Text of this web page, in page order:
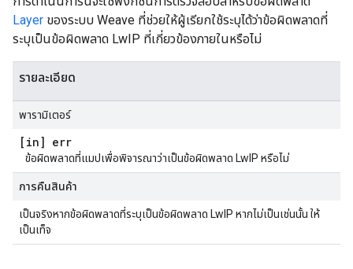
Layer ของระบบ Weave ที่ช่วยให้ผู้เรียกใช้ระบุได้ว่าข้อผิดพลาดที่
ระบุเป็นข้อผิดพลาด LwIP ที่เกี่ยวข้องภายในหรือไม่
รายละเอียด
พารามิเตอร์
[in] err
ข้อผิดพลาดที่แมปเพื่อพิจารณาว่าเป็นข้อผิดพลาด LwIP หรือไม่
การคืนสินค้า
เป็นจริงหากข้อผิดพลาดที่ระบุเป็นข้อผิดพลาด LwIP หากไม่เป็นเช่นนั้น ให้
เป็นเท็จ